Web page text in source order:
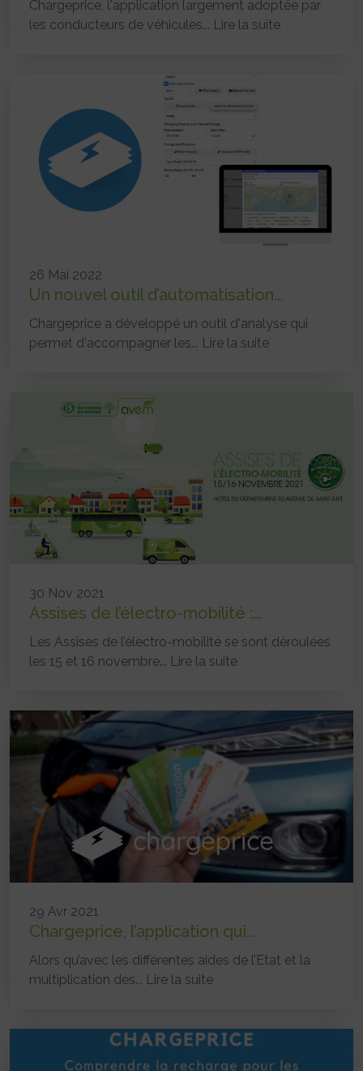
Chargeprice, l'application largement adoptée par
les conducteurs de véhicules... Lire la suite
26 Mai 2022
Un nouvel outil d’automatisation...
Chargeprice a développé un outil d'analyse qui
permet d'accompagner les... Lire la suite
30 Nov 2021
Assises de l’électro-mobilité :...
Les Assises de l’électro-mobilité se sont déroulées
les 15 et 16 novembre... Lire la suite
29 Avr 2021
Chargeprice, l’application qui...
Alors qu’avec les différentes aides de l’Etat et la
multiplication des... Lire la suite